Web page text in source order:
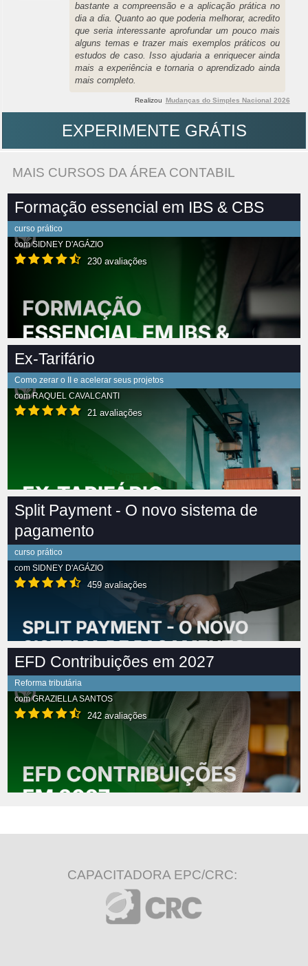
bastante a compreensão e a aplicação prática no
dia a dia. Quanto ao que poderia melhorar, acredito
que seria interessante aprofundar um pouco mais
alguns temas e trazer mais exemplos práticos ou
estudos de caso. Isso ajudaria a enriquecer ainda
mais a experiência e tornaria o aprendizado ainda
mais completo.
Realizou Mudanças do Simples Nacional 2026
EXPERIMENTE GRÁTIS
MAIS CURSOS DA ÁREA CONTABIL
Formação essencial em IBS & CBS
curso prático
comSIDNEY D'AGÁZIO
230 avaliações
Ex-Tarifário
Como zerar o II e acelerar seus projetos
comRAQUEL CAVALCANTI
21 avaliações
Split Payment - O novo sistema de
pagamento
curso prático
com SIDNEY D'AGÁZIO
459 avaliações
EFD Contribuições em 2027
Reforma tributária
comGRAZIELLA SANTOS
242 avaliações
CAPACITADORA EPC/CRC: